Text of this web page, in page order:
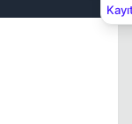
Kapat